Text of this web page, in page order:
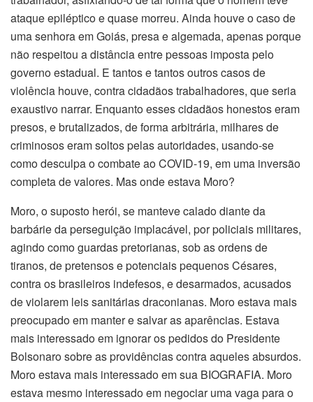
ataque epiléptico e quase morreu. Ainda houve o caso de
uma senhora em Goiás, presa e algemada, apenas porque
não respeitou a distância entre pessoas imposta pelo
governo estadual. E tantos e tantos outros casos de
violência houve, contra cidadãos trabalhadores, que seria
exaustivo narrar. Enquanto esses cidadãos honestos eram
presos, e brutalizados, de forma arbitrária, milhares de
criminosos eram soltos pelas autoridades, usando-se
como desculpa o combate ao COVID-19, em uma inversão
completa de valores. Mas onde estava Moro?
Moro, o suposto herói, se manteve calado diante da
barbárie da perseguição implacável, por policiais militares,
agindo como guardas pretorianas, sob as ordens de
tiranos, de pretensos e potenciais pequenos Césares,
contra os brasileiros indefesos, e desarmados, acusados
de violarem leis sanitárias draconianas. Moro estava mais
preocupado em manter e salvar as aparências. Estava
mais interessado em ignorar os pedidos do Presidente
Bolsonaro sobre as providências contra aqueles absurdos.
Moro estava mais interessado em sua BIOGRAFIA. Moro
estava mesmo interessado em negociar uma vaga para o